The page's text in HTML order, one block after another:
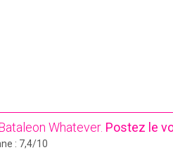
Whatever. Postez le
: 7,4/10